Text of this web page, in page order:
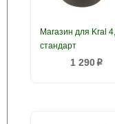
Магазин для Kral
стандарт
1 290p